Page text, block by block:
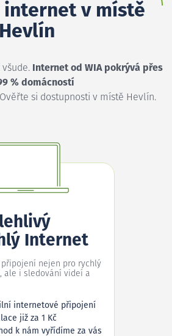
internet v místě
Hevlín
Internet od WIA pokrývá přes
% domácností
Ověřte si dostupnosti v místě Hevlín.
Internet
nejen pro rychlý
ale i sledování videí a
internetové připojení
již za 1 Kč
k nám vyřídíme za vás